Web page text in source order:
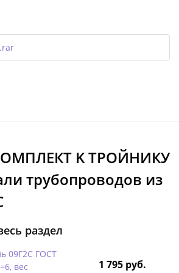
K ТРОЙНИКУ
трубопроводов из
раздел
09Г2С ГОСТ
вес
1 795 руб.